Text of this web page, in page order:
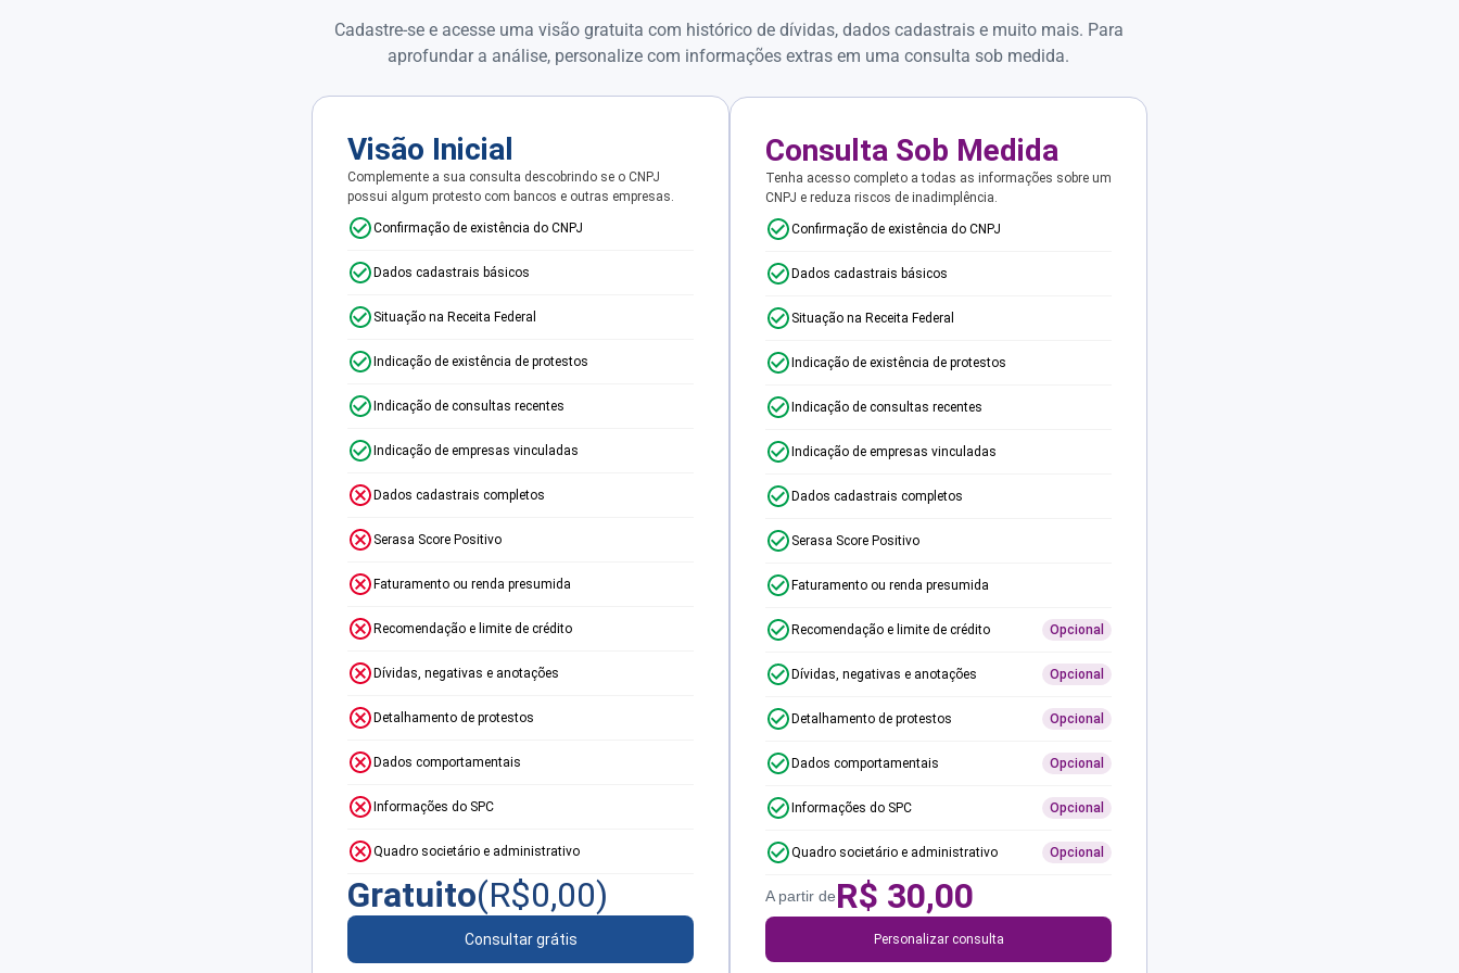
Cadastre-se e acesse uma visão gratuita com histórico de dívidas, dados cadastrais e muito mais. Para
aprofundar a análise, personalize com informações extras em uma consulta sob medida.
Visão Inicial
Complemente a sua consulta descobrindo se o CNPJ
possui algum protesto com bancos e outras empresas.
Confirmação de existência do CNPJ
Dados cadastrais básicos
Situação na Receita Federal
Indicação de existência de protestos
Indicação de consultas recentes
Indicação de empresas vinculadas
Dados cadastrais completos
Serasa Score Positivo
Faturamento ou renda presumida
Recomendação e limite de crédito
Dívidas, negativas e anotações
Detalhamento de protestos
Dados comportamentais
Informações do SPC
Quadro societário e administrativo
Gratuito(R$0,00)
Consultar grátis
Consulta Sob Medida
Tenha acesso completo a todas as informações sobre um
CNPJ e reduza riscos de inadimplência.
Confirmação de existência do CNPJ
Dados cadastrais básicos
Situação na Receita Federal
Indicação de existência de protestos
Indicação de consultas recentes
Indicação de empresas vinculadas
Dados cadastrais completos
Serasa Score Positivo
Faturamento ou renda presumida
Recomendação e limite de crédito Opcional
Dívidas, negativas e anotações Opcional
Detalhamento de protestos Opcional
Dados comportamentais Opcional
Informações do SPC Opcional
Quadro societário e administrativo Opcional
A partir deR$ 30,00
Personalizar consulta